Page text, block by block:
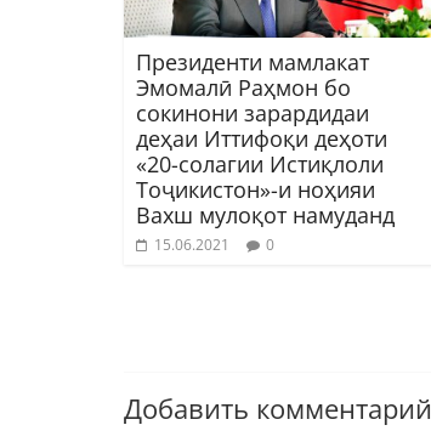
Президенти мамлакат
Эмомалӣ Раҳмон бо
сокинони зарардидаи
деҳаи Иттифоқи деҳоти
«20-солагии Истиқлоли
Тоҷикистон»-и ноҳияи
Вахш мулоқот намуданд
15.06.2021 0
Добавить комментарий